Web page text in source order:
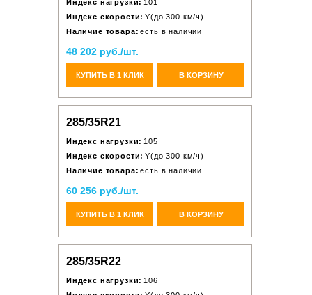
Индекс нагрузки: 101
Индекс скорости: Y(до 300 км/ч)
Наличие товара: есть в наличии
48 202 руб./шт.
КУПИТЬ В 1 КЛИК В КОРЗИНУ
285/35R21
Индекс нагрузки: 105
Индекс скорости: Y(до 300 км/ч)
Наличие товара: есть в наличии
60 256 руб./шт.
КУПИТЬ В 1 КЛИК В КОРЗИНУ
285/35R22
Индекс нагрузки: 106